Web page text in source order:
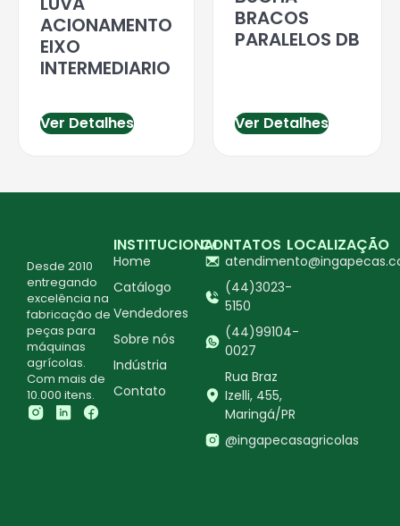
ACIONAMENTO
EIXO
INTERMEDIARIO
Ver Detalhes
BRACOS
PARALELOS DB
Ver Detalhes
Desde 2010
entregando
excelência na
fabricação de
peças para
máquinas
agrícolas.
Com mais de
10.000 itens.
INSTITUCIONAL
Home
Catálogo
Vendedores
Sobre nós
Indústria
Contato
CONTATOS
(44)3023-
5150
(44)99104-
0027
Rua Braz
Izelli, 455,
Maringá/PR
@ingapecasagricolas
LOCALIZAÇÃO